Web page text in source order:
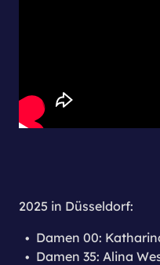
2025 in Düsseldorf:
Damen 00:
Damen 35: Alina